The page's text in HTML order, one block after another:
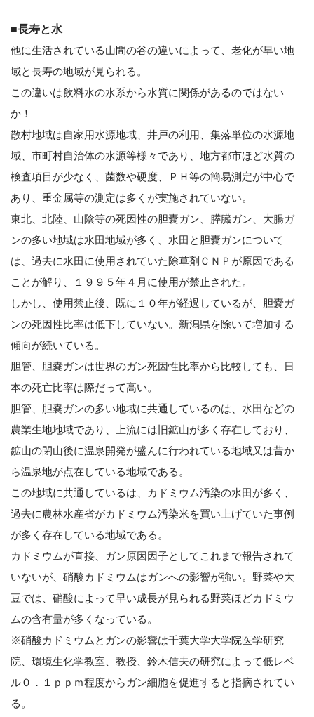
■長寿と水
他に生活されている山間の谷の違いによって、老化が早い地
域と長寿の地域が見られる。
この違いは飲料水の水系から水質に関係があるのではない
か！
散村地域は自家用水源地域、井戸の利用、集落単位の水源地
域、市町村自治体の水源等様々であり、地方都市ほど水質の
検査項目が少なく、菌数や硬度、ＰＨ等の簡易測定が中心で
あり、重金属等の測定は多くが実施されていない。
東北、北陸、山陰等の死因性の胆嚢ガン、膵臓ガン、大腸ガ
ンの多い地域は水田地域が多く、水田と胆嚢ガンについて
は、過去に水田に使用されていた除草剤ＣＮＰが原因である
ことが解り、１９９５年４月に使用が禁止された。
しかし、使用禁止後、既に１０年が経過しているが、胆嚢ガ
ンの死因性比率は低下していない。新潟県を除いて増加する
傾向が続いている。
胆管、胆嚢ガンは世界のガン死因性比率から比較しても、日
本の死亡比率は際だって高い。
胆管、胆嚢ガンの多い地域に共通しているのは、水田などの
農業生地地域であり、上流には旧鉱山が多く存在しており、
鉱山の閉山後に温泉開発が盛んに行われている地域又は昔か
ら温泉地が点在している地域である。
この地域に共通しているは、カドミウム汚染の水田が多く、
過去に農林水産省がカドミウム汚染米を買い上げていた事例
が多く存在している地域である。
カドミウムが直接、ガン原因因子としてこれまで報告されて
いないが、硝酸カドミウムはガンへの影響が強い。野菜や大
豆では、硝酸によって早い成長が見られる野菜ほどカドミウ
ムの含有量が多くなっている。
※硝酸カドミウムとガンの影響は千葉大学大学院医学研究
院、環境生化学教室、教授、鈴木信夫の研究によって低レベ
ル０．１ｐｐｍ程度からガン細胞を促進すると指摘されてい
る。